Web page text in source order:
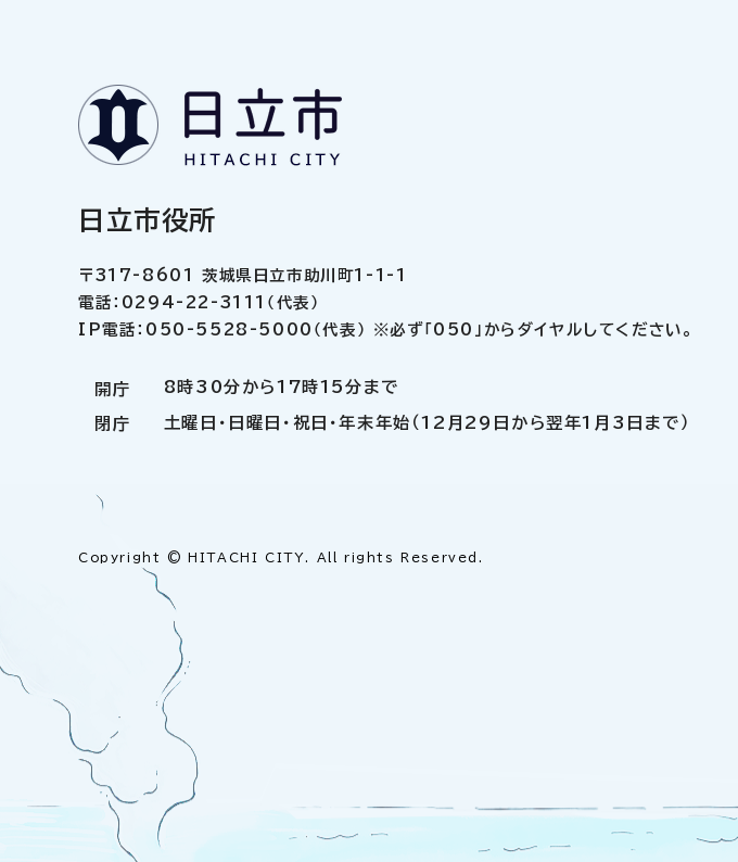
日立市役所
〒317-8601 茨城県日立市助川町1-1-1
電話：0294-22-3111（代表）
IP電話：050-5528-5000（代表） ※必ず「050」からダイヤルしてください。
開庁 8時30分から17時15分まで
閉庁 土曜日・日曜日・祝日・年末年始（12月29日から翌年1月3日まで）
Copyright © HITACHI CITY. All rights Reserved.